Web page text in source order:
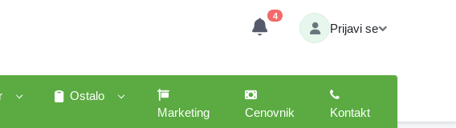
4
Prijavi se
Ostalo
Marketing
Cenovnik Kontakt